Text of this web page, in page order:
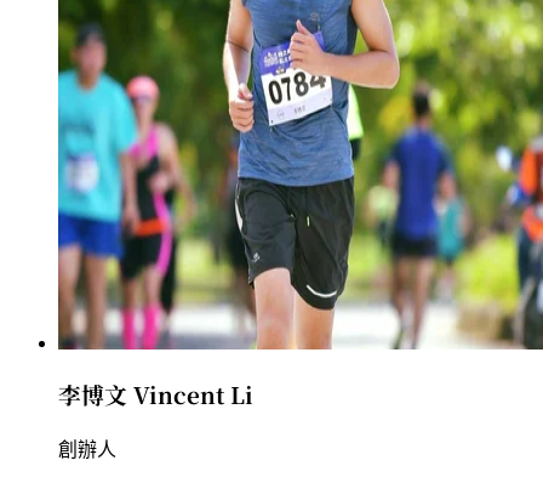
李博文 Vincent Li
創辦人